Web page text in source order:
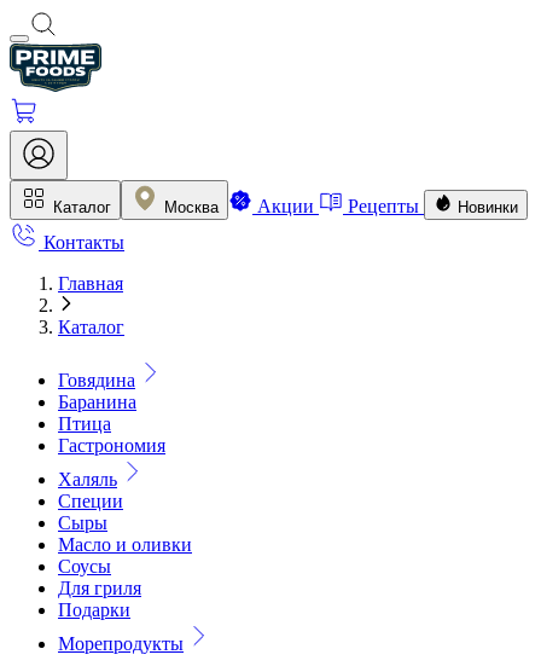
Каталог Москва Акции Рецепты Новинки
Контакты
Главная
Каталог
Говядина
Баранина
Птица
Гастрономия
Халяль
Специи
Сыры
Масло и оливки
Соусы
Для гриля
Подарки
Морепродукты